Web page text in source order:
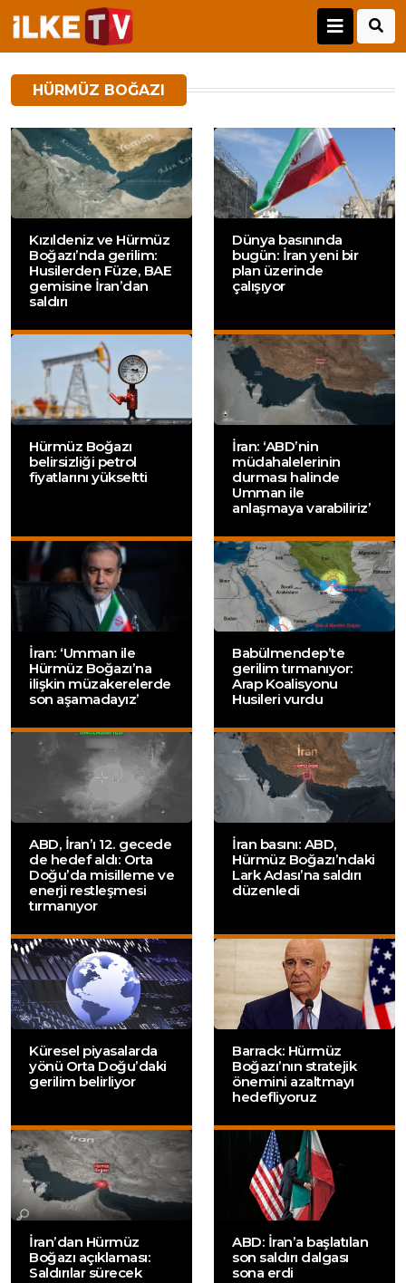
HÜRMÜZ BOĞAZI
Kızıldeniz ve Hürmüz
Boğazı’nda gerilim:
Husilerden Füze, BAE
gemisine İran’dan
saldırı
Dünya basınında
bugün: İran yeni bir
plan üzerinde
çalışıyor
Hürmüz Boğazı
belirsizliği petrol
fiyatlarını yükseltti
İran: ‘ABD’nin
müdahalelerinin
durması halinde
Umman ile
anlaşmaya varabiliriz’
İran: ‘Umman ile
Hürmüz Boğazı’na
ilişkin müzakerelerde
son aşamadayız’
Babülmendep’te
gerilim tırmanıyor:
Arap Koalisyonu
Husileri vurdu
ABD, İran’ı 12. gecede
de hedef aldı: Orta
Doğu’da misilleme ve
enerji restleşmesi
tırmanıyor
İran basını: ABD,
Hürmüz Boğazı’ndaki
Lark Adası’na saldırı
düzenledi
Küresel piyasalarda
yönü Orta Doğu’daki
gerilim belirliyor
Barrack: Hürmüz
Boğazı’nın stratejik
önemini azaltmayı
hedefliyoruz
İran’dan Hürmüz
Boğazı açıklaması:
Saldırılar sürecek
ABD: İran’a başlatılan
son saldırı dalgası
sona erdi